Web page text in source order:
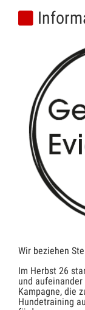
Wir beziehen
Im Herbst 26
und
Kampagne, die
Hundetraining